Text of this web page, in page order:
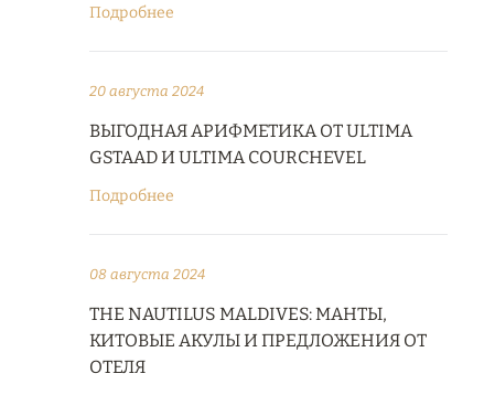
Подробнее
20 августа 2024
ВЫГОДНАЯ АРИФМЕТИКА ОТ ULTIMA
GSTAAD И ULTIMA COURCHEVEL
Подробнее
08 августа 2024
THE NAUTILUS MALDIVES: МАНТЫ,
КИТОВЫЕ АКУЛЫ И ПРЕДЛОЖЕНИЯ ОТ
ОТЕЛЯ